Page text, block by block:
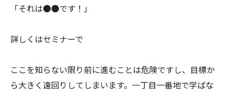
「それは●●です！」
詳しくはセミナーで
ここを知らない限り前に進むことは危険ですし、目標か
ら大きく遠回りしてしまいます。一丁目一番地で学ばな